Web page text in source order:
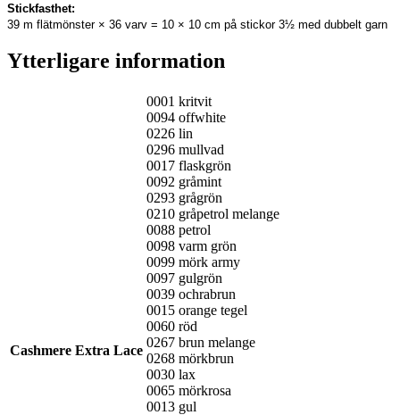
Stickfasthet:
39 m flätmönster × 36 varv = 10 × 10 cm på stickor 3½ med dubbelt garn
Ytterligare information
Cashmere Extra Lace
0001 kritvit
0094 offwhite
0226 lin
0296 mullvad
0017 flaskgrön
0092 gråmint
0293 grågrön
0210 gråpetrol melange
0088 petrol
0098 varm grön
0099 mörk army
0097 gulgrön
0039 ochrabrun
0015 orange tegel
0060 röd
0267 brun melange
0268 mörkbrun
0030 lax
0065 mörkrosa
0013 gul